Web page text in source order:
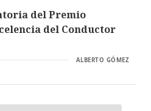
del Premio
del Conductor
ALBERTO GÓMEZ